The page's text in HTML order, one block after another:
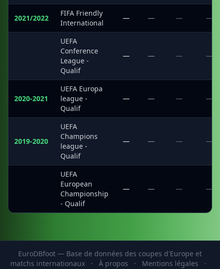
2021/2022
FIFA Friendly
International
— — — —
UEFA
Conference
League -
Qualif
— — — —
2020-2021
UEFA Europa
league -
Qualif
— — — —
2019-2020
UEFA
Champions
league -
Qualif
— — — —
UEFA
European
Championship
- Qualif
— — — —
EuroDBfoot — Base de données des coupes d'Europe et
matchs internationaux
· À propos · Mentions légales
·